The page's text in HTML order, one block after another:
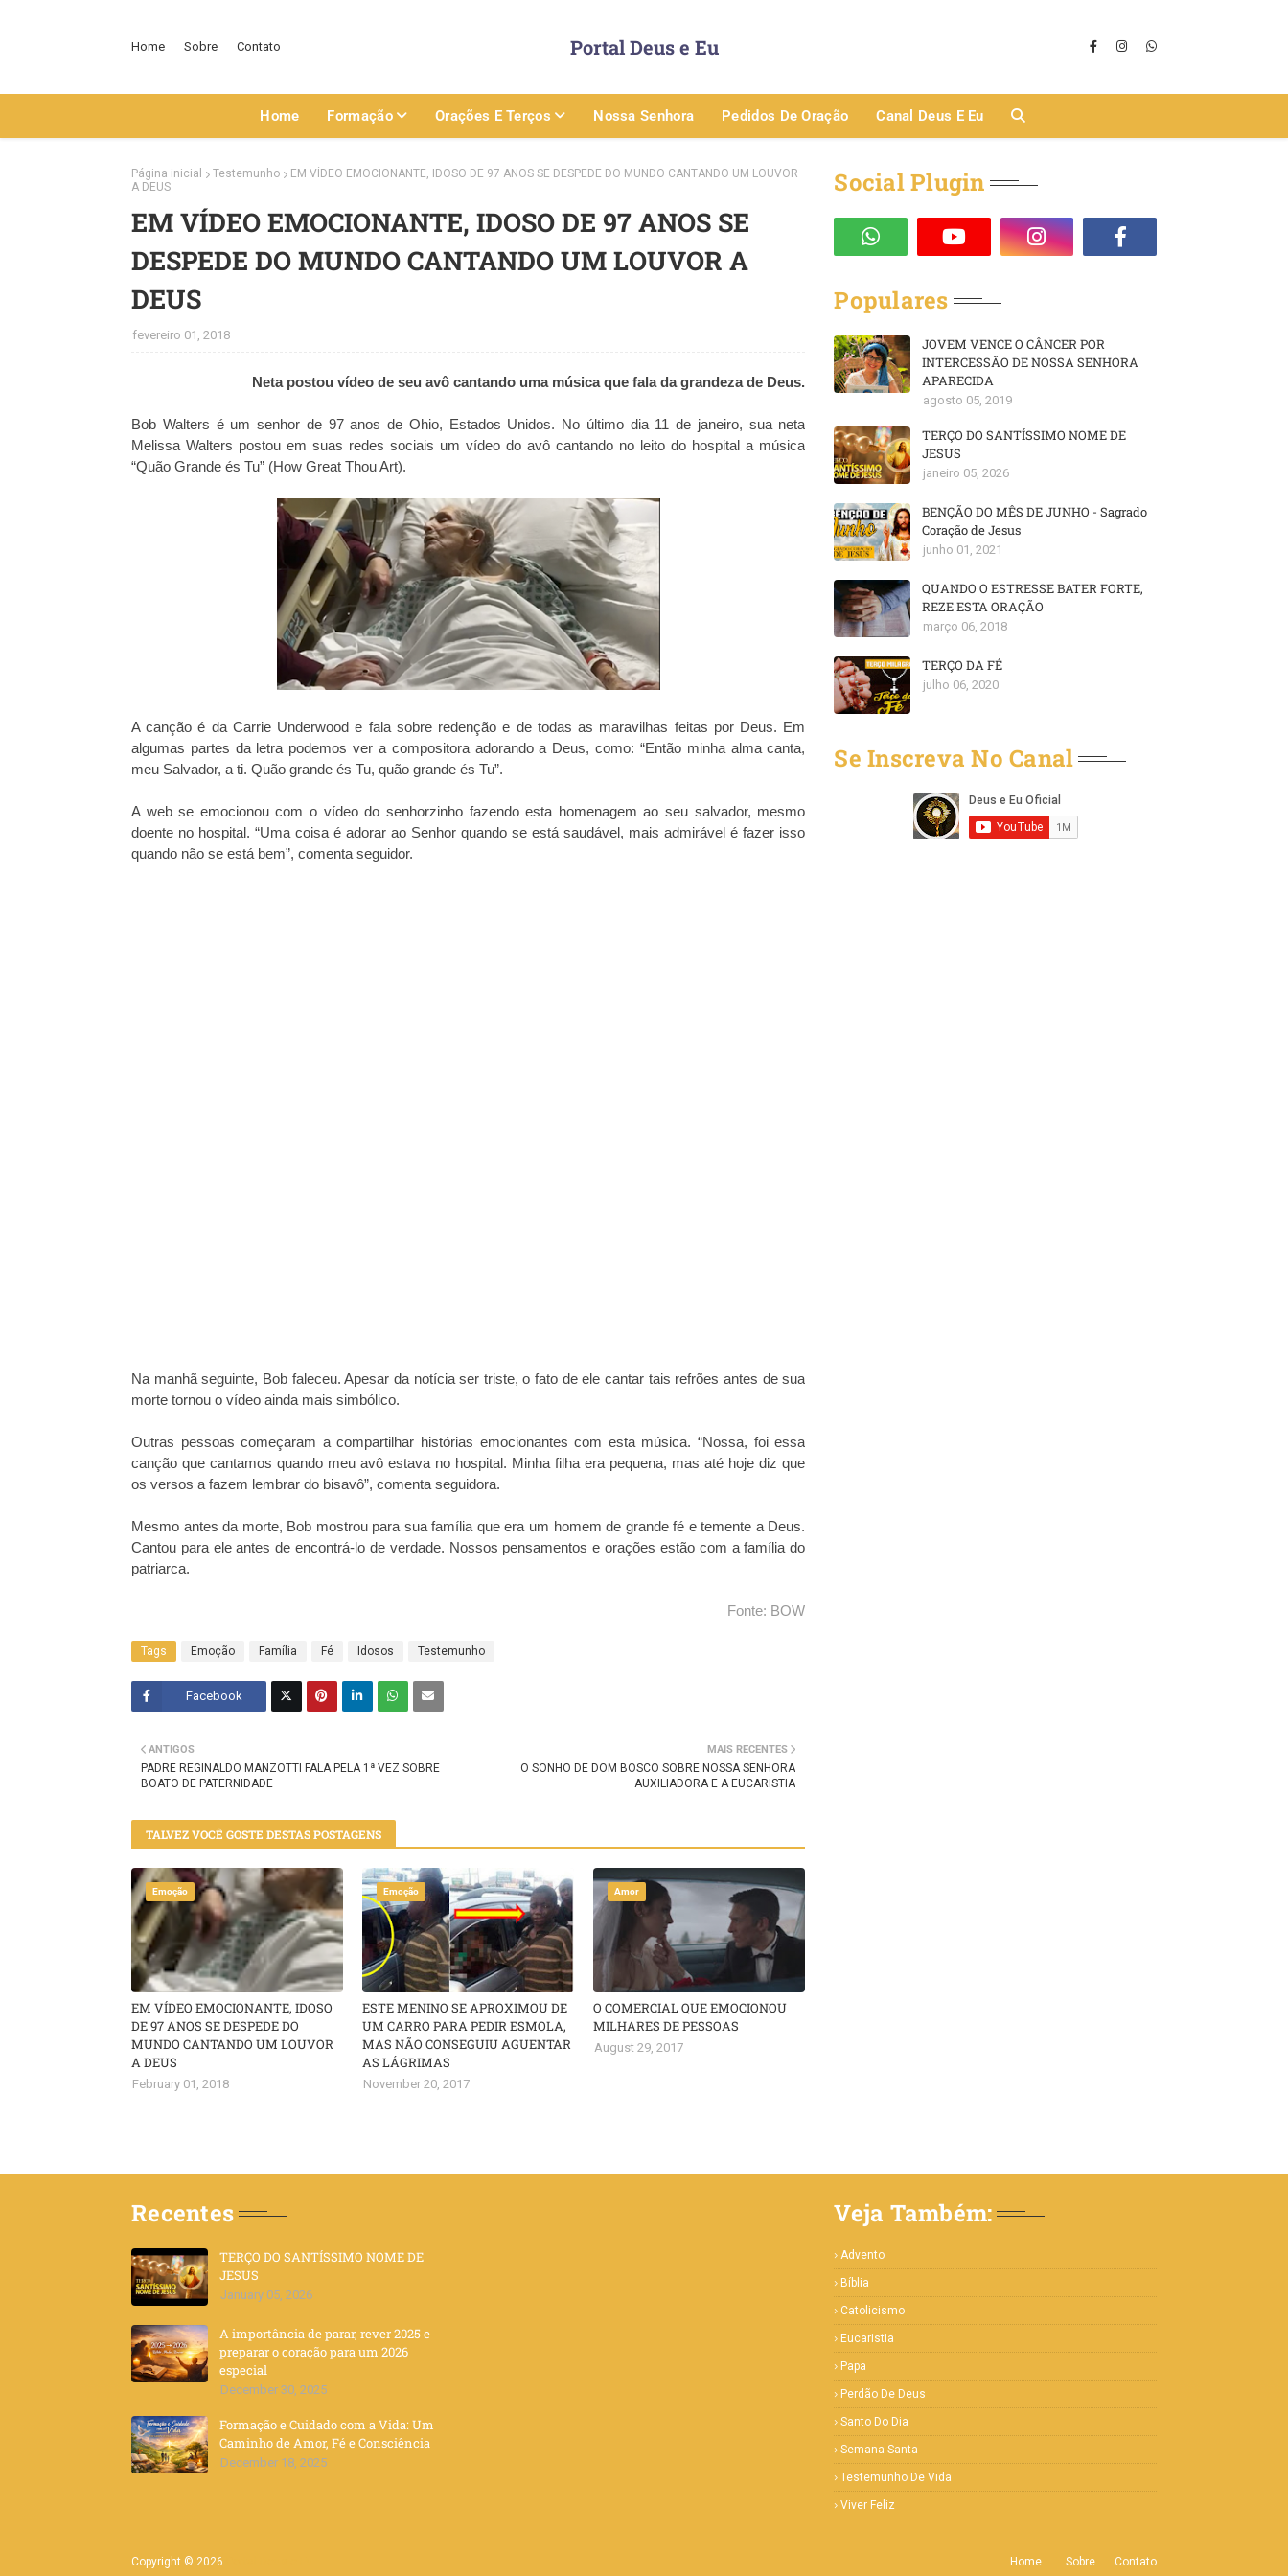
Home Sobre Contato Portal Deus e Eu
Home Formação Orações E Terços Nossa Senhora Pedidos De Oração Canal Deus E Eu
Página inicial Testemunho
EM VÍDEO EMOCIONANTE, IDOSO DE 97 ANOS SE DESPEDE DO MUNDO CANTANDO UM LOUVOR
A DEUS
EM VÍDEO EMOCIONANTE, IDOSO DE 97 ANOS SE
DESPEDE DO MUNDO CANTANDO UM LOUVOR A
DEUS
fevereiro 01, 2018
Neta postou vídeo de seu avô cantando uma música que fala da grandeza de Deus.
Bob Walters é um senhor de 97 anos de Ohio, Estados Unidos. No último dia 11 de janeiro, sua neta
Melissa Walters postou em suas redes sociais um vídeo do avô cantando no leito do hospital a música
“Quão Grande és Tu” (How Great Thou Art).
A canção é da Carrie Underwood e fala sobre redenção e de todas as maravilhas feitas por Deus. Em
algumas partes da letra podemos ver a compositora adorando a Deus, como: “Então minha alma canta,
meu Salvador, a ti. Quão grande és Tu, quão grande és Tu”.
A web se emocionou com o vídeo do senhorzinho fazendo esta homenagem ao seu salvador, mesmo
doente no hospital. “Uma coisa é adorar ao Senhor quando se está saudável, mais admirável é fazer isso
quando não se está bem”, comenta seguidor.
Na manhã seguinte, Bob faleceu. Apesar da notícia ser triste, o fato de ele cantar tais refrões antes de sua
morte tornou o vídeo ainda mais simbólico.
Outras pessoas começaram a compartilhar histórias emocionantes com esta música. “Nossa, foi essa
canção que cantamos quando meu avô estava no hospital. Minha filha era pequena, mas até hoje diz que
os versos a fazem lembrar do bisavô”, comenta seguidora.
Mesmo antes da morte, Bob mostrou para sua família que era um homem de grande fé e temente a Deus.
Cantou para ele antes de encontrá-lo de verdade. Nossos pensamentos e orações estão com a família do
patriarca.
Fonte: BOW
Tags Emoção Família Fé Idosos Testemunho
Facebook
MAIS RECENTES
O SONHO DE DOM BOSCO SOBRE NOSSA SENHORA
AUXILIADORA E A EUCARISTIA
ANTIGOS
PADRE REGINALDO MANZOTTI FALA PELA 1ª VEZ SOBRE
BOATO DE PATERNIDADE
TALVEZ VOCÊ GOSTE DESTAS POSTAGENS
Emoção
EM VÍDEO EMOCIONANTE, IDOSO
DE 97 ANOS SE DESPEDE DO
MUNDO CANTANDO UM LOUVOR
A DEUS
February 01, 2018
Emoção
ESTE MENINO SE APROXIMOU DE
UM CARRO PARA PEDIR ESMOLA,
MAS NÃO CONSEGUIU AGUENTAR
AS LÁGRIMAS
November 20, 2017
Amor
O COMERCIAL QUE EMOCIONOU
MILHARES DE PESSOAS
August 29, 2017
Social Plugin
Populares
JOVEM VENCE O CÂNCER POR
INTERCESSÃO DE NOSSA SENHORA
APARECIDA
agosto 05, 2019
TERÇO DO SANTÍSSIMO NOME DE
JESUS
janeiro 05, 2026
BENÇÃO DO MÊS DE JUNHO - Sagrado
Coração de Jesus
junho 01, 2021
QUANDO O ESTRESSE BATER FORTE,
REZE ESTA ORAÇÃO
março 06, 2018
TERÇO DA FÉ
julho 06, 2020
Se Inscreva No Canal
Recentes
TERÇO DO SANTÍSSIMO NOME DE
JESUS
January 05, 2026
A importância de parar, rever 2025 e
preparar o coração para um 2026
especial
December 30, 2025
Formação e Cuidado com a Vida: Um
Caminho de Amor, Fé e Consciência
December 18, 2025
Veja Também:
Advento
Bíblia
Catolicismo
Eucaristia
Papa
Perdão De Deus
Santo Do Dia
Semana Santa
Testemunho De Vida
Viver Feliz
Home Sobre Contato
Copyright © 2026